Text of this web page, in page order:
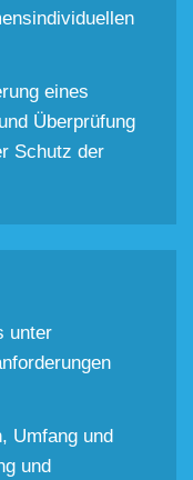
eines
Überprüfung
Schutz der
unter
Umfang und
und